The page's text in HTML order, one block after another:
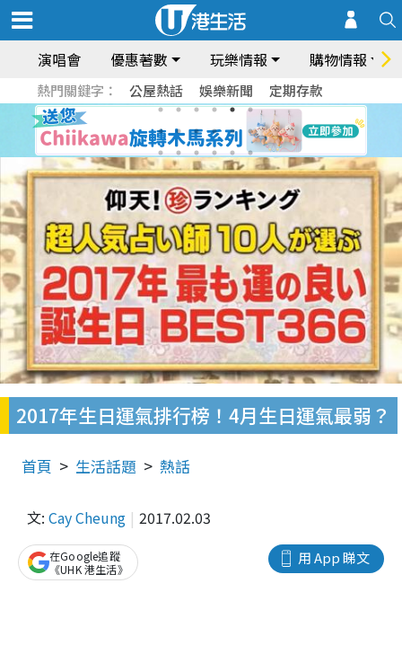
演唱會 優惠著數 玩樂情報 購物情報
熱門關鍵字： 公屋熱話 娛樂新聞 定期存款
2017年生日運氣排行榜！4月生日運氣最弱？
首頁 生活話題 熱話
文: Cay Cheung 2017.02.03
用 App 睇文
在Google追蹤
《UHK 港生活》